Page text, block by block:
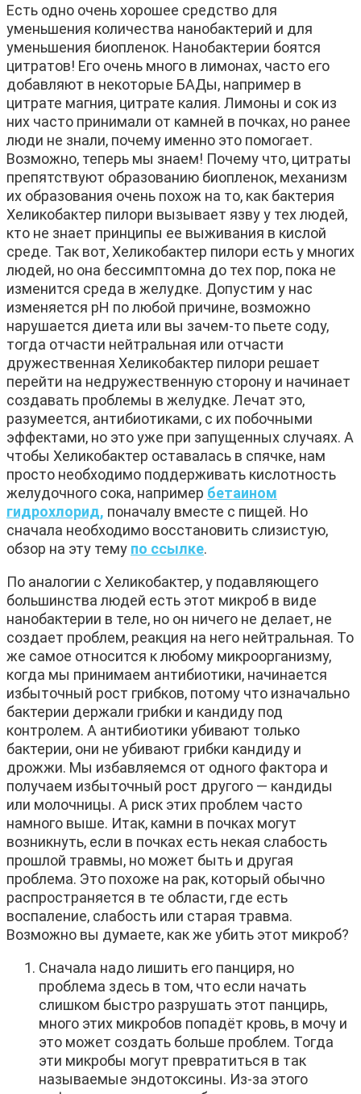
Есть одно очень хорошее средство для
уменьшения количества нанобактерий и для
уменьшения биопленок. Нанобактерии боятся
цитратов! Его очень много в лимонах, часто его
добавляют в некоторые БАДы, например в
цитрате магния, цитрате калия. Лимоны и сок из
них часто принимали от камней в почках, но ранее
люди не знали, почему именно это помогает.
Возможно, теперь мы знаем! Почему что, цитраты
препятствуют образованию биопленок, механизм
их образования очень похож на то, как бактерия
Хеликобактер пилори вызывает язву у тех людей,
кто не знает принципы ее выживания в кислой
среде. Так вот, Хеликобактер пилори есть у многих
людей, но она бессимптомна до тех пор, пока не
изменится среда в желудке. Допустим у нас
изменяется pH по любой причине, возможно
нарушается диета или вы зачем-то пьете соду,
тогда отчасти нейтральная или отчасти
дружественная Хеликобактер пилори решает
перейти на недружественную сторону и начинает
создавать проблемы в желудке. Лечат это,
разумеется, антибиотиками, с их побочными
эффектами, но это уже при запущенных случаях. А
чтобы Хеликобактер оставалась в спячке, нам
просто необходимо поддерживать кислотность
желудочного сока, например бетаином
гидрохлорид, поначалу вместе с пищей. Но
сначала необходимо восстановить слизистую,
обзор на эту тему по ссылке.
По аналогии с Хеликобактер, у подавляющего
большинства людей есть этот микроб в виде
нанобактерии в теле, но он ничего не делает, не
создает проблем, реакция на него нейтральная. То
же самое относится к любому микроорганизму,
когда мы принимаем антибиотики, начинается
избыточный рост грибков, потому что изначально
бактерии держали грибки и кандиду под
контролем. А антибиотики убивают только
бактерии, они не убивают грибки кандиду и
дрожжи. Мы избавляемся от одного фактора и
получаем избыточный рост другого — кандиды
или молочницы. А риск этих проблем часто
намного выше. Итак, камни в почках могут
возникнуть, если в почках есть некая слабость
прошлой травмы, но может быть и другая
проблема. Это похоже на рак, который обычно
распространяется в те области, где есть
воспаление, слабость или старая травма.
Возможно вы думаете, как же убить этот микроб?
Сначала надо лишить его панциря, но
проблема здесь в том, что если начать
слишком быстро разрушать этот панцирь,
много этих микробов попадёт кровь, в мочу и
это может создать больше проблем. Тогда
эти микробы могут превратиться в так
называемые эндотоксины. Из-за этого